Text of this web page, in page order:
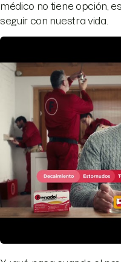
médico no tiene opción,
seguir con nuestra vida.